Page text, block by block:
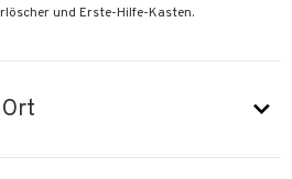
und Erste-Hilfe-Kasten.